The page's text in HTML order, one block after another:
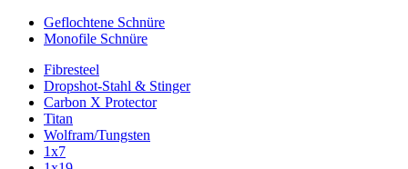
Geflochtene Schnüre
Monofile Schnüre
Fibresteel
Dropshot-Stahl & Stinger
Carbon X Protector
Titan
Wolfram/Tungsten
1x7